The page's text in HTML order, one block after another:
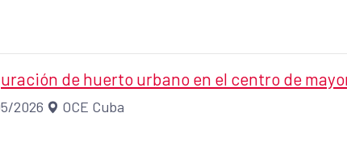
de huerto urbano en el centro de
2026 OCE Cuba